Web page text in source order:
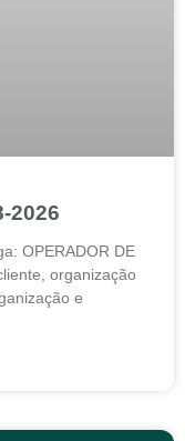
2026
OPERADOR DE
organização
e